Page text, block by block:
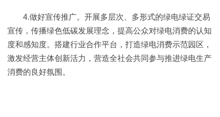
4.做好宣传推广。开展多层次、多形式的绿电绿证交易
宣传，传播绿色低碳发展理念，提高公众对绿电消费的认知
度和感知度。搭建行业合作平台，打造绿电消费示范园区，
激发经营主体创新活力，营造全社会共同参与推进绿电生产
消费的良好氛围。